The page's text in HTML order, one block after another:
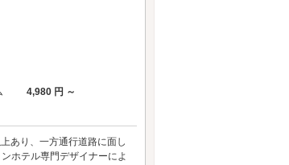
4,980 円 ～
あり、一方通行道路に面し
ホテル専門デザイナーによ